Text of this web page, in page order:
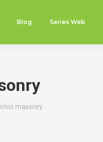
Blog Series Web
masonry